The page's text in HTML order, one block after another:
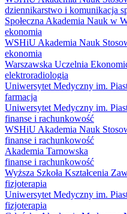
dziennikarstwo i komunikacja
Społeczna Akademia Nauk w
ekonomia
WSHiU Akademia Nauk
ekonomia
Warszawska Uczelnia
elektroradiologia
Uniwersytet Medyczny im.
farmacja
Uniwersytet Medyczny im.
finanse i rachunkowość
WSHiU Akademia Nauk
finanse i rachunkowość
Akademia Tarnowska
finanse i rachunkowość
Wyższa Szkoła Kształcenia
fizjoterapia
Uniwersytet Medyczny im.
fizjoterapia